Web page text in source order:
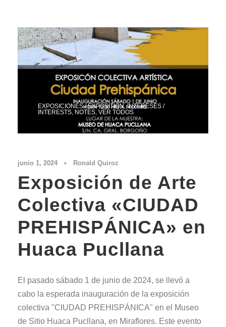
EXPOSICIONES / EXPOSITION, INTERESES /
INTERESTS, NOTES, VER TODOS
junio 1, 2024 • Ronald Quiroz
Exposición de Arte
Colectiva «CIUDAD
PREHISPÁNICA» en
Huaca Pucllana
El pasado sábado 1 de junio de 2024, se llevó a
cabo la esperada inauguración de la exposición
colectiva "CIUDAD PREHISPÁNICA" en el Museo
de Sitio Huaca Pucllana, en Miraflores. Este evento